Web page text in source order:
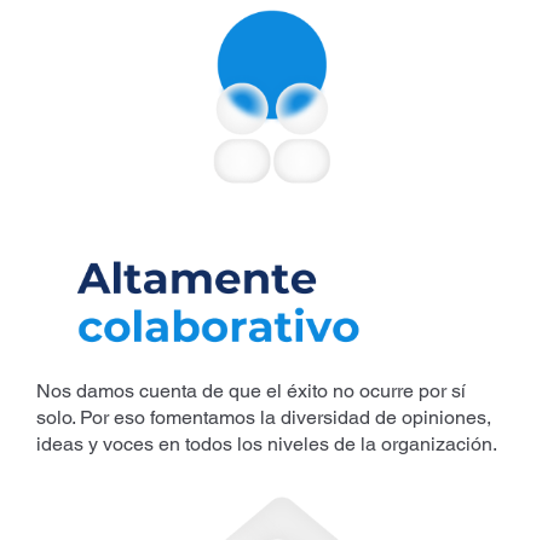
Nos damos cuenta de que el éxito no ocurre por sí
solo. Por eso fomentamos la diversidad de opiniones,
ideas y voces en todos los niveles de la organización.